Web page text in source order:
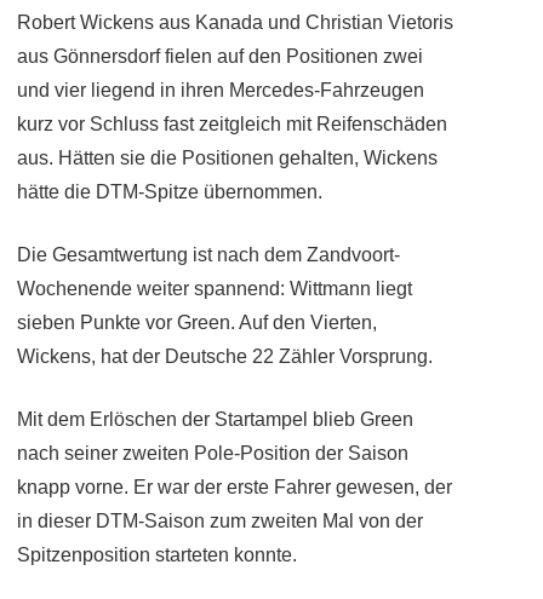
Robert Wickens aus Kanada und Christian Vietoris
aus Gönnersdorf fielen auf den Positionen zwei
und vier liegend in ihren Mercedes-Fahrzeugen
kurz vor Schluss fast zeitgleich mit Reifenschäden
aus. Hätten sie die Positionen gehalten, Wickens
hätte die DTM-Spitze übernommen.
Die Gesamtwertung ist nach dem Zandvoort-
Wochenende weiter spannend: Wittmann liegt
sieben Punkte vor Green. Auf den Vierten,
Wickens, hat der Deutsche 22 Zähler Vorsprung.
Mit dem Erlöschen der Startampel blieb Green
nach seiner zweiten Pole-Position der Saison
knapp vorne. Er war der erste Fahrer gewesen, der
in dieser DTM-Saison zum zweiten Mal von der
Spitzenposition starteten konnte.